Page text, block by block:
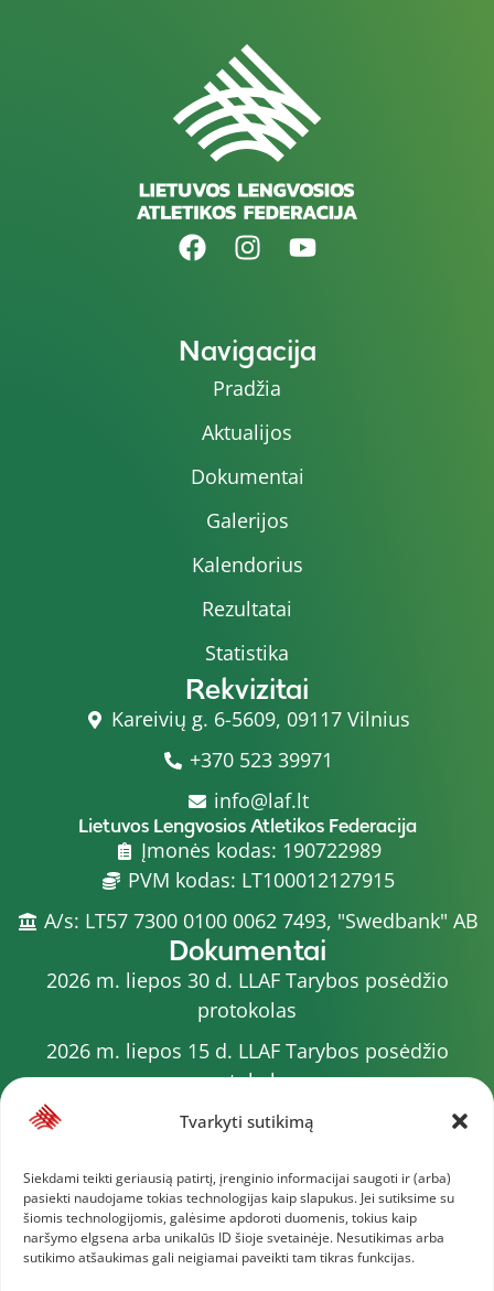
Tvarkyti sutikimą
Siekdami teikti geriausią patirtį, įrenginio informacijai saugoti ir (arba)
pasiekti naudojame tokias technologijas kaip slapukus. Jei sutiksime su
šiomis technologijomis, galėsime apdoroti duomenis, tokius kaip
naršymo elgsena arba unikalūs ID šioje svetainėje. Nesutikimas arba
sutikimo atšaukimas gali neigiamai paveikti tam tikras funkcijas.
Navigacija
Pradžia
Aktualijos
Dokumentai
Galerijos
Kalendorius
Rezultatai
Statistika
Rekvizitai
Kareivių g. 6-5609, 09117 Vilnius
+370 523 39971
info@laf.lt
Lietuvos Lengvosios Atletikos Federacija
Įmonės kodas: 190722989
PVM kodas: LT100012127915
A/s: LT57 7300 0100 0062 7493, "Swedbank" AB
Dokumentai
2026 m. liepos 30 d. LLAF Tarybos posėdžio
protokolas
2026 m. liepos 15 d. LLAF Tarybos posėdžio
protokolas
2026 m. liepos 20 d. LLAF VK posėdžio protokolas
2026 m. varžybų kalendorius
2026 m. liepos 4 d. LLAF Tarybos posėdžio
protokolas